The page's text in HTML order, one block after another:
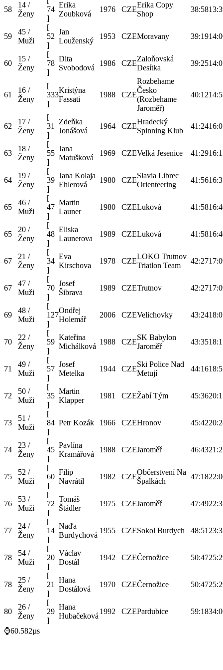
58
14 /
Ženy
74
]
Erika
Zoubková
1976 CZE
Erika Copy
Shop
38:58
59
45 /
Muži
[
52
]
Jan
Louženský
1953 CZEMoravany 39:19
60
15 /
Ženy
[
78
]
Dita
Svobodová
1986 CZE
Zaloňovská
Desítka
39:25
61
16 /
Ženy
[
333
]
Kristýna
Fassati
1988 CZE
Rozbehame
Česko
(Rozbehame
Jaroměř)
40:12
62
17 /
Ženy
[
31
]
Zdeňka
Jonášová
1964 CZE
Hradecký
Spinning Klub
41:24
63
18 /
Ženy
[
55
]
Jana
Matušková
1969 CZEVelká Jesenice 41:29
64
19 /
Ženy
[
39
]
Jana Kolaja
Ehlerová
1980 CZE
Slavia Librec
Orienteering
41:56
65
46 /
Muži
[
47
]
Martin
Launer
1980 CZELuková 41:58
65
20 /
Ženy
[
48
]
Eliska
Launerova
1989 CZELuková 41:58
67
21 /
Ženy
[
34
]
Eva
Kirschova
1978 CZE
LOKO Trutnov
Triatlon Team
42:27
67
47 /
Muži
[
70
]
Josef
Šibrava
1989 CZETrutnov 42:27
69
48 /
Muži
[
127
]
Ondřej
Holemář
2006 CZEVelichovky 43:24
70
22 /
Ženy
[
59
]
Kateřina
Michálková
1988 CZE
SK Babylon
Jaroměř
43:35
71
49 /
Muži
[
57
]
Josef
Metelka
1944 CZE
Ski Police Nad
Metují
44:16
72
50 /
Muži
[
35
]
Martin
Klapper
1981 CZEŽabí Tým 45:36
73
51 /
Muži
[
84
]
Petr Kozák 1966 CZEHronov 45:42
74
23 /
Ženy
[
45
]
Pavlína
Kramářová
1988 CZEJaroměř 46:43
75
52 /
Muži
[
60
]
Filip
Navrátil
1982 CZE
Občerstvení Na
Špalkách
47:18
76
53 /
Muži
[
72
]
Tomáš
Štádler
1975 CZEJaroměř 47:49
77
24 /
Ženy
[
14
]
Naďa
Burdychová
1955 CZESokol Burdych 48:51
78
54 /
Muži
[
20
]
Václav
Dostál
1942 CZEČernožice 50:47
78
25 /
Ženy
[
21
]
Hana
Dostálová
1970 CZEČernožice 50:47
80
26 /
Ženy
[
29
]
Hana
Hubačeková
1992 CZEPardubice 59:18
⌚60.582µs